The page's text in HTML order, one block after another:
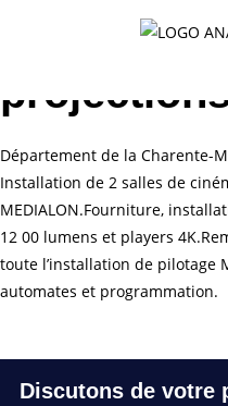
Le
Département de la Charente-
Installation de 2 salles de
MEDIALON.Fourniture,
12 00 lumens et players
toute l’installation de pilotage
automates et programmation.
Discutons de votre